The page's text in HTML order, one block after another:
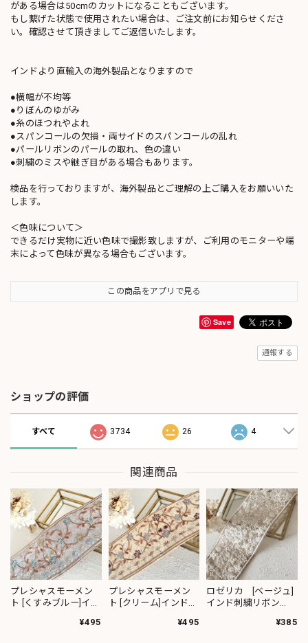
がある場合は50cmのカットになることもございます。
もし繋げた状態で使用されたい場合は、ご注文前にお知らせくださ
い。確認させて頂きましてご返信いたします。
インドより直輸入の海外製品となりますので
●横幅が不均等
●りぼんのゆがみ
●糸のほつれやよれ
●スパンコールの欠損・両サイドのスパンコールの乱れ
●パールリボンのパールの取れ、色の違い
●刺繍のミスや継ぎ目がある場合もあります。
検品を行っておりますが、海外製品とご理解の上ご購入をお願いいた
します。
＜色味について＞
できるだけ実物に近い色味で撮影致しますが、ご利用のモニターや端
末によって色味が異なる場合もございます。
この商品をアプリで見る
Save
通報する
ショップの評価
すべて 3734 26 4
関連商品
プレシャスモーメン
ト [くすみブルー]イン
¥495
プレシャスモーメン
ト [クリーム]インド刺
¥495
ロゼリカ [ベージュ]
インド刺繍リボン
¥385